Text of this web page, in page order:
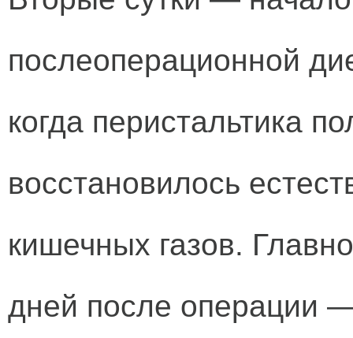
послеоперационной
когда перистальтика
восстановилось
кишечных газов.
дней после операции